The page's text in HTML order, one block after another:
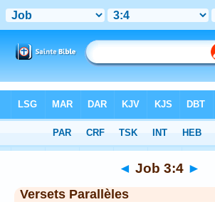
Chapitre 3 > Verset 4
◄ Job 3:4 ►
Versets Parallèles